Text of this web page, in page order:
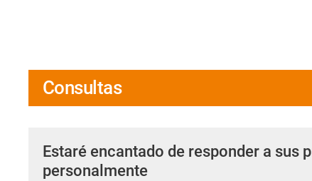
Consultas
Estaré encantado de responder a sus
personalmente